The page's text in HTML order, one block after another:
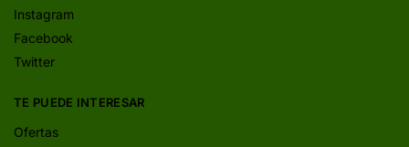
Instagram
Facebook
Twitter
TE PUEDE INTERESAR
Ofertas